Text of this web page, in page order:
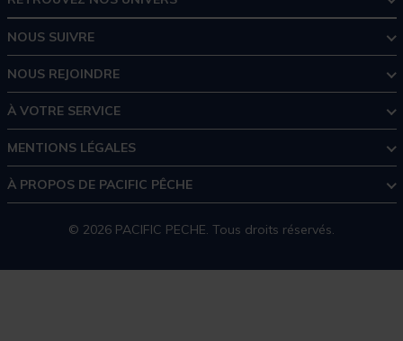
NOUS SUIVRE
NOUS REJOINDRE
À VOTRE SERVICE
MENTIONS LÉGALES
À PROPOS DE PACIFIC PÊCHE
© 2026 PACIFIC PECHE. Tous droits réservés.